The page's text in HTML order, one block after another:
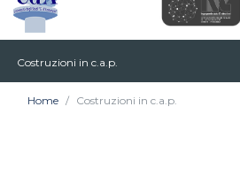
Costruzioni in c.a.p.
Home Costruzioni in c.a.p.